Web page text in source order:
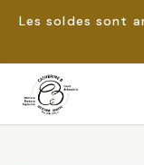
Les soldes sont
Passer